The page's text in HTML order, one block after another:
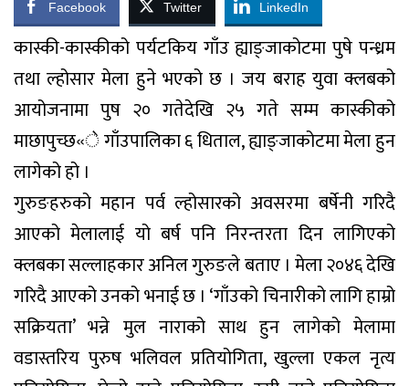
Facebook Twitter LinkedIn
कास्की-कास्कीको पर्यटकिय गाँउ ह्याङ्जाकोटमा पुषे पन्ध्रम
तथा ल्होसार मेला हुने भएको छ । जय बराह युवा क्लबको
आयोजनामा पुष २० गतेदेखि २५ गते सम्म कास्कीको
माछापुच्छ«े गाँउपालिका ६ धिताल, ह्याङ्जाकोटमा मेला हुन
लागेको हो ।
गुरुङहरुको महान पर्व ल्होसारको अवसरमा बर्षेनी गरिदै
आएको मेलालाई यो बर्ष पनि निरन्तरता दिन लागिएको
क्लबका सल्लाहकार अनिल गुरुङले बताए । मेला २०४६ देखि
गरिदै आएको उनको भनाई छ । ‘गाँउको चिनारीको लागि हाम्रो
सक्रियता’ भन्ने मुल नाराको साथ हुन लागेको मेलामा
वडास्तरिय पुरुष भलिवल प्रतियोगिता, खुल्ला एकल नृत्य